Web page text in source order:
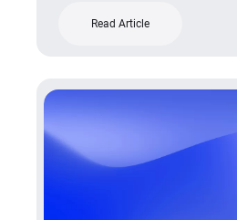
Read Article